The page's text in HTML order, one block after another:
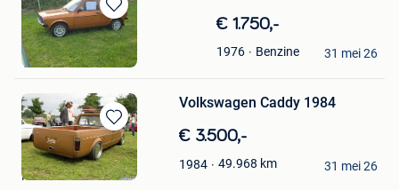
Bewaren
in
Mijn
Favorieten
€ 1.750,-
1976 Benzine
HKM Solutions
Vliermaal
31 mei 26
Bewaren
in
Mijn
Favorieten
Volkswagen Caddy 1984
€ 3.500,-
1984 49.968 km
K.Bouter
Ranst
31 mei 26